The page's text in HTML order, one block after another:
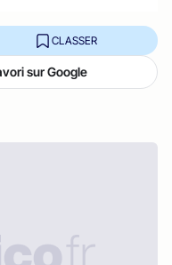
CLASSER
sur Google